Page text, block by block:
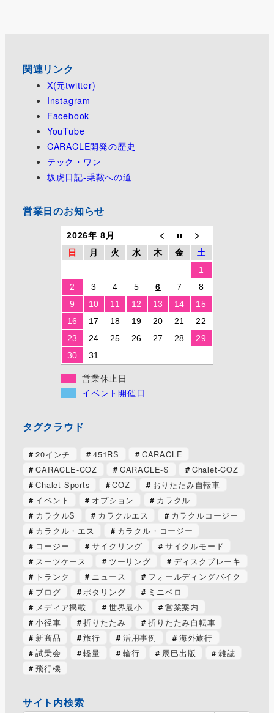
り
関連リンク
X(元twitter)
Instagram
Facebook
YouTube
CARACLE開発の歴史
テック・ワン
坂虎日記-乗鞍への道
営業日のお知らせ
2026年 8月
日
月 火 水 木 金
土
1
2
3 4 5 6 7
8
9
10 11 12 13 14
15
16
17 18 19 20 21
22
23
24 25 26 27 28
29
30
31
営業休止日
イベント開催日
タグクラウド
20インチ 451RS
CARACLE
CARACLE-COZ
CARACLE-S
Chalet-COZ
Chalet Sports
COZ
おりたたみ自転車
イベント
オプション
カラクル
カラクルS
カラクルエス
カラクルコージー
カラクル・エス
カラクル・コージー
コージー
サイクリング
サイクルモード
スーツケース
ツーリング
ディスクブレーキ
トランク
ニュース
フォールディングバイク
ブログ
ポタリング
ミニベロ
メディア掲載
世界最小
営業案内
小径車
折りたたみ
折りたたみ自転車
新商品
旅行 活用事例
海外旅行
試乗会
軽量 輪行 辰巳出版
雑誌
飛行機
サイト内検索